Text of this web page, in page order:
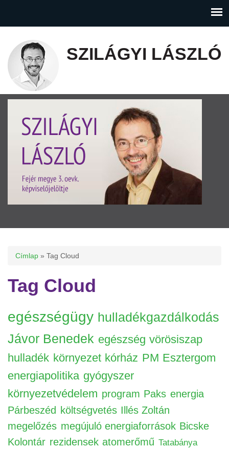
SZILÁGYI LÁSZLÓ
Jelenlegi hely
Címlap » Tag Cloud
Tag Cloud
egészségügy hulladékgazdálkodás
Jávor Benedek egészség vörösiszap
hulladék környezet kórház PM Esztergom
energiapolitika gyógyszer
környezetvédelem program Paks energia
Párbeszéd
költségvetés Illés Zoltán
megelőzés megújuló energiaforrások Bicske
Kolontár rezidensek atomerőmű Tatabánya